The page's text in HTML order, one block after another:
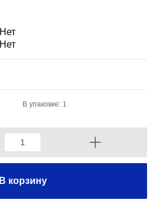
Нет
Нет
В упаковке: 1
В корзину